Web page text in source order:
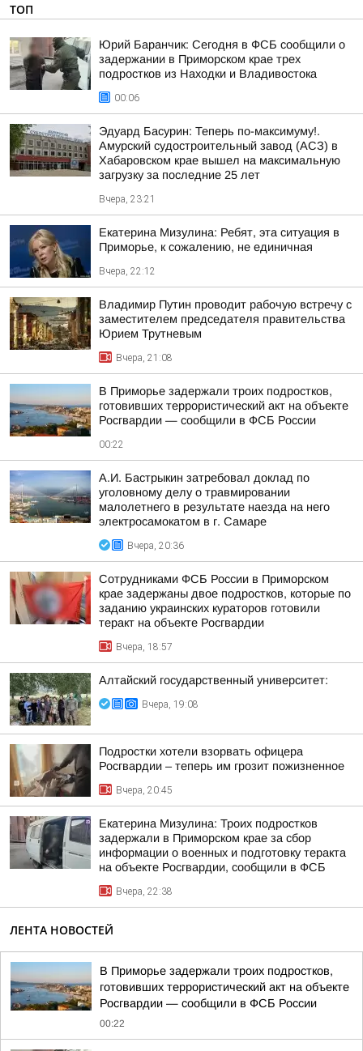
ТОП
Юрий Баранчик: Сегодня в ФСБ сообщили о
задержании в Приморском крае трех
подростков из Находки и Владивостока
00:06
Эдуард Басурин: Теперь по-максимуму!.
Амурский судостроительный завод (АСЗ) в
Хабаровском крае вышел на максимальную
загрузку за последние 25 лет
Вчера, 23:21
Екатерина Мизулина: Ребят, эта ситуация в
Приморье, к сожалению, не единичная
Вчера, 22:12
Владимир Путин проводит рабочую встречу с
заместителем председателя правительства
Юрием Трутневым
Вчера, 21:08
В Приморье задержали троих подростков,
готовивших террористический акт на объекте
Росгвардии — сообщили в ФСБ России
00:22
А.И. Бастрыкин затребовал доклад по
уголовному делу о травмировании
малолетнего в результате наезда на него
электросамокатом в г. Самаре
Вчера, 20:36
Сотрудниками ФСБ России в Приморском
крае задержаны двое подростков, которые по
заданию украинских кураторов готовили
теракт на объекте Росгвардии
Вчера, 18:57
Алтайский государственный университет:
Вчера, 19:08
Подростки хотели взорвать офицера
Росгвардии – теперь им грозит пожизненное
Вчера, 20:45
Екатерина Мизулина: Троих подростков
задержали в Приморском крае за сбор
информации о военных и подготовку теракта
на объекте Росгвардии, сообщили в ФСБ
Вчера, 22:38
ЛЕНТА НОВОСТЕЙ
В Приморье задержали троих подростков,
готовивших террористический акт на объекте
Росгвардии — сообщили в ФСБ России
00:22